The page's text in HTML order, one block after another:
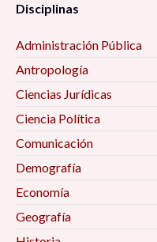
Disciplinas
Administración Pública
Antropología
Ciencias Jurídicas
Ciencia Política
Comunicación
Demografía
Economía
Geografía